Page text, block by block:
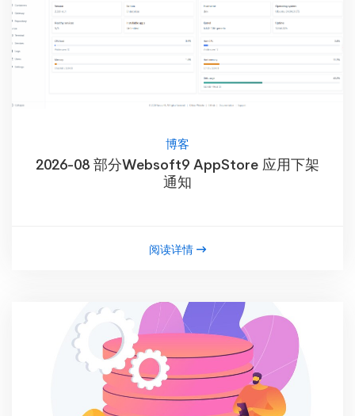
博客
2026-08 部分Websoft9 AppStore 应用下架
通知
阅读详情